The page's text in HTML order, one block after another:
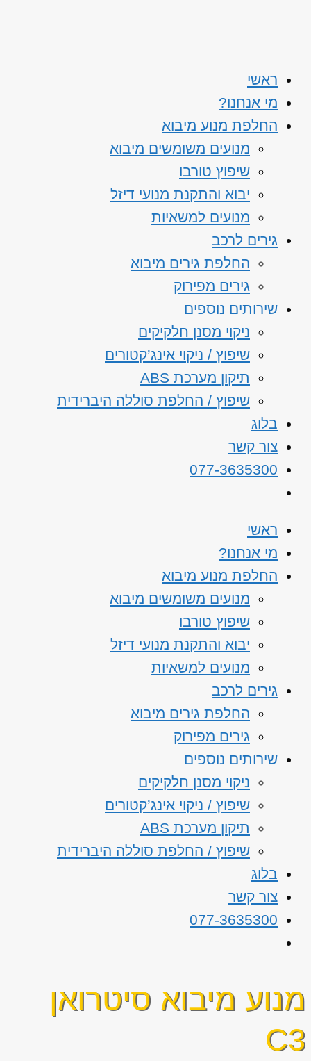
ראשי
מי אנחנו?
החלפת מנוע מיבוא
מנועים משומשים מיבוא
שיפוץ טורבו
יבוא והתקנת מנועי דיזל
מנועים למשאיות
גירים לרכב
החלפת גירים מיבוא
גירים מפירוק
שירותים נוספים
ניקוי מסנן חלקיקים
שיפוץ / ניקוי אינג’קטורים
תיקון מערכת ABS
שיפוץ / החלפת סוללה היברידית
בלוג
צור קשר
077-3635300
ראשי
מי אנחנו?
החלפת מנוע מיבוא
מנועים משומשים מיבוא
שיפוץ טורבו
יבוא והתקנת מנועי דיזל
מנועים למשאיות
גירים לרכב
החלפת גירים מיבוא
גירים מפירוק
שירותים נוספים
ניקוי מסנן חלקיקים
שיפוץ / ניקוי אינג’קטורים
תיקון מערכת ABS
שיפוץ / החלפת סוללה היברידית
בלוג
צור קשר
077-3635300
מנוע מיבוא סיטרואן
C3